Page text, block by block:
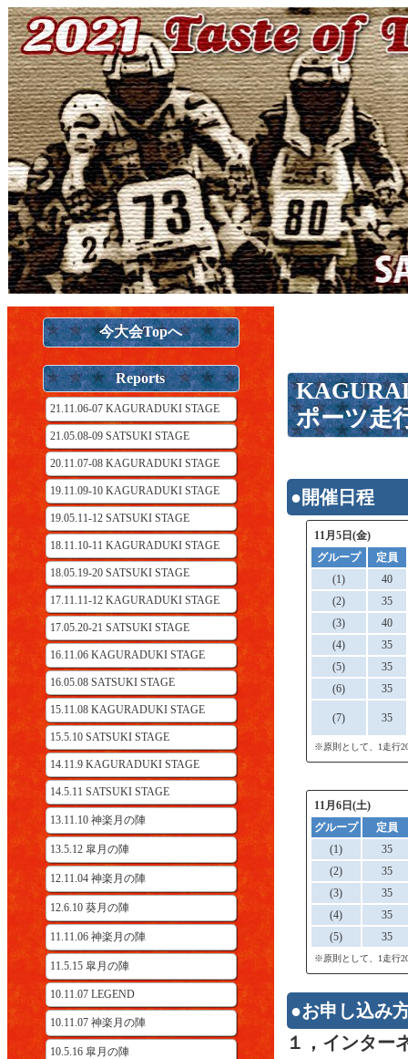
今大会Topへ
Reports
21.11.06-07 KAGURADUKI STAGE
21.05.08-09 SATSUKI STAGE
20.11.07-08 KAGURADUKI STAGE
19.11.09-10 KAGURADUKI STAGE
19.05.11-12 SATSUKI STAGE
18.11.10-11 KAGURADUKI STAGE
18.05.19-20 SATSUKI STAGE
17.11.11-12 KAGURADUKI STAGE
17.05.20-21 SATSUKI STAGE
16.11.06 KAGURADUKI STAGE
16.05.08 SATSUKI STAGE
15.11.08 KAGURADUKI STAGE
15.5.10 SATSUKI STAGE
14.11.9 KAGURADUKI STAGE
14.5.11 SATSUKI STAGE
13.11.10 神楽月の陣
13.5.12 皐月の陣
12.11.04 神楽月の陣
12.6.10 葵月の陣
11.11.06 神楽月の陣
11.5.15 皐月の陣
10.11.07 LEGEND
10.11.07 神楽月の陣
10.5.16 皐月の陣
ポーツ走
●開催日程
11月5日(金)
グループ
定員
(1)
40
(2)
35
(3)
40
(4)
35
(5)
35
(6)
35
(7) 35
※原則として、1走行
11月6日(土)
グループ
定員
(1)
35
(2)
35
(3)
35
(4)
35
(5)
35
※原則として、1走行
●お申し込み
１，インター